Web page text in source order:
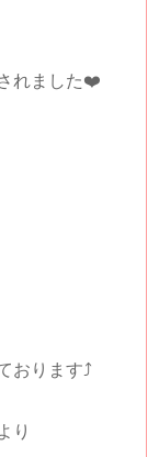
れました❤️
おります⤴
り